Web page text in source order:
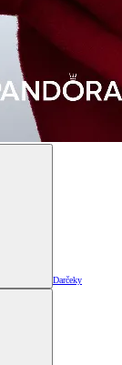
Darčeky